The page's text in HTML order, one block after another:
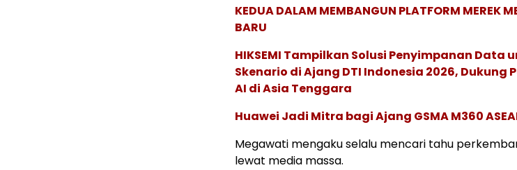
KEDUA DALAM MEMBANGUN PLATFORM MEREK
BARU
HIKSEMI Tampilkan Solusi Penyimpanan Data
Skenario di Ajang DTI Indonesia 2026, Dukung
AI di Asia Tenggara
Huawei Jadi Mitra bagi Ajang GSMA M360
Megawati mengaku selalu mencari tahu
lewat media massa.